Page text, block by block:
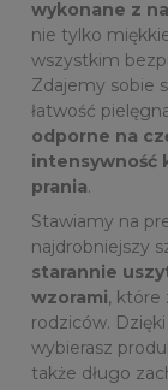
wykonane z
nie tylko
wszystkim
Zdajemy sobie
łatwość
odporne na
intensywność
prania.
Stawiamy na
najdrobniejszy
starannie
wzorami, które
rodziców.
wybierasz
także długo